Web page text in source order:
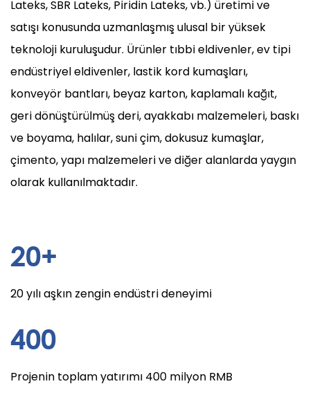
Lateks, SBR Lateks, Piridin Lateks, vb.) üretimi ve
satışı konusunda uzmanlaşmış ulusal bir yüksek
teknoloji kuruluşudur. Ürünler tıbbi eldivenler, ev tipi
endüstriyel eldivenler, lastik kord kumaşları,
konveyör bantları, beyaz karton, kaplamalı kağıt,
geri dönüştürülmüş deri, ayakkabı malzemeleri, baskı
ve boyama, halılar, suni çim, dokusuz kumaşlar,
çimento, yapı malzemeleri ve diğer alanlarda yaygın
olarak kullanılmaktadır.
20+
20 yılı aşkın zengin endüstri deneyimi
400
Projenin toplam yatırımı 400 milyon RMB